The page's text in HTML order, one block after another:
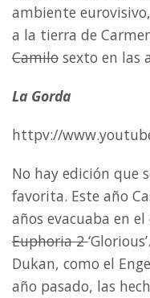
ambiente eurovisivo,
a la tierra de
Camilo sexto en las
La Gorda
httpv://
No hay edición que
favorita. Este año
años evacuaba en
Euphoria 2
Dukan, como el
año pasado, las